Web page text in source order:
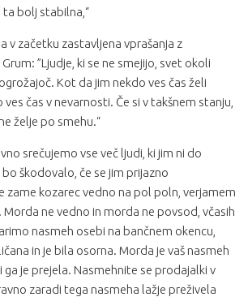
bolj stabilna,“
v začetku zastavljena vprašanja z
”Ljudje, ki se ne smejijo, svet okoli
Kot da jim nekdo ves čas želi
čas v nevarnosti. Če si v takšnem stanju,
želje po smehu.“
srečujemo vse več ljudi, ki jim ni do
bo škodovalo, če se jim prijazno
zame kozarec vedno na pol poln, verjamem
Morda ne vedno in morda ne povsod, včasih
nasmeh osebi na bančnem okencu,
in je bila osorna. Morda je vaš nasmeh
ga je prejela. Nasmehnite se prodajalki v
zaradi tega nasmeha lažje preživela